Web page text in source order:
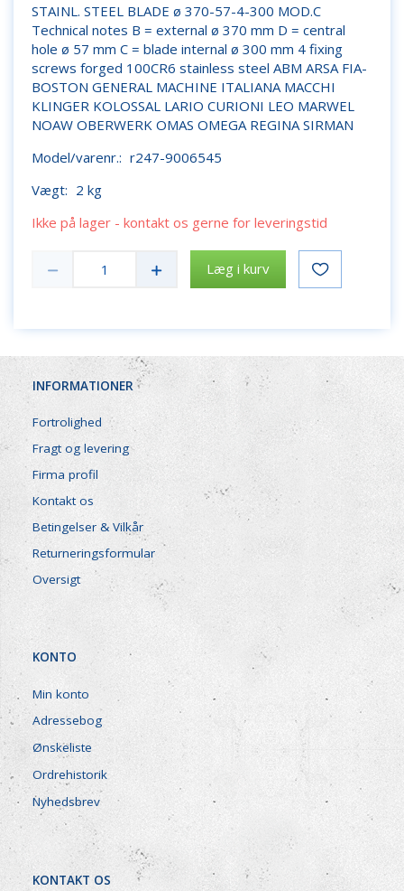
STAINL. STEEL BLADE ø 370-57-4-300 MOD.C
Technical notes B = external ø 370 mm D = central
hole ø 57 mm C = blade internal ø 300 mm 4 fixing
screws forged 100CR6 stainless steel ABM ARSA FIA-
BOSTON GENERAL MACHINE ITALIANA MACCHI
KLINGER KOLOSSAL LARIO CURIONI LEO MARWEL
NOAW OBERWERK OMAS OMEGA REGINA SIRMAN
Model/varenr.: r247-9006545
Vægt: 2 kg
Ikke på lager - kontakt os gerne for leveringstid
Læg i kurv
INFORMATIONER
Fortrolighed
Fragt og levering
Firma profil
Kontakt os
Betingelser & Vilkår
Returneringsformular
Oversigt
KONTO
Min konto
Adressebog
Ønskeliste
Ordrehistorik
Nyhedsbrev
KONTAKT OS